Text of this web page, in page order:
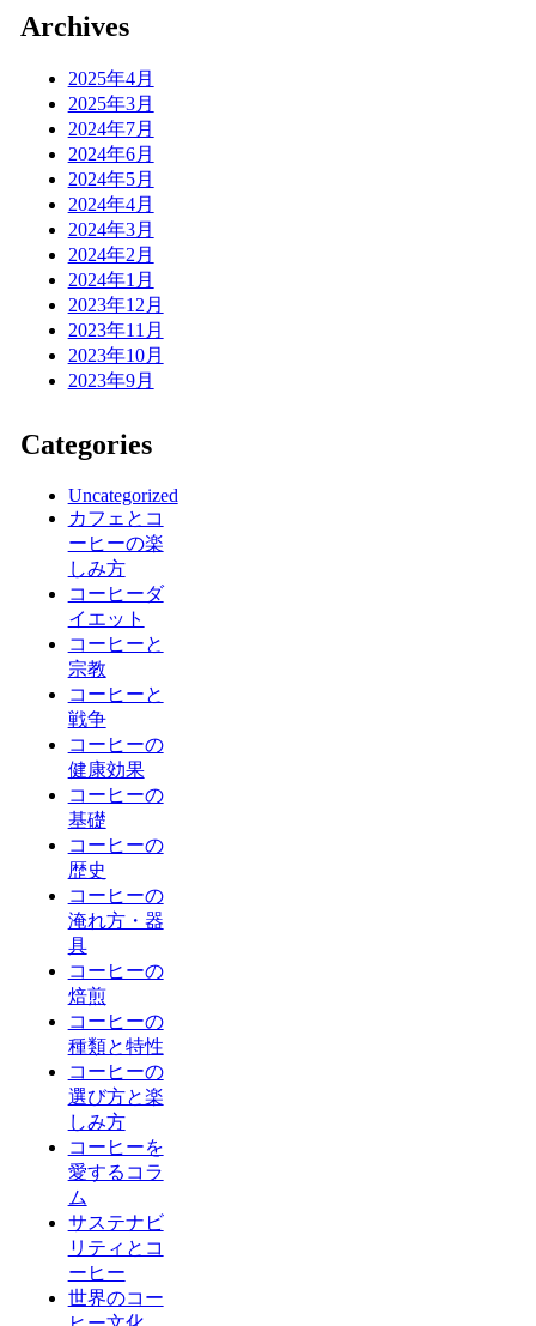
Archives
2025年4月
2025年3月
2024年7月
2024年6月
2024年5月
2024年4月
2024年3月
2024年2月
2024年1月
2023年12月
2023年11月
2023年10月
2023年9月
Categories
Uncategorized
カフェとコ
ーヒーの楽
しみ方
コーヒーダ
イエット
コーヒーと
宗教
コーヒーと
戦争
コーヒーの
健康効果
コーヒーの
基礎
コーヒーの
歴史
コーヒーの
淹れ方・器
具
コーヒーの
焙煎
コーヒーの
種類と特性
コーヒーの
選び方と楽
しみ方
コーヒーを
愛するコラ
ム
サステナビ
リティとコ
ーヒー
世界のコー